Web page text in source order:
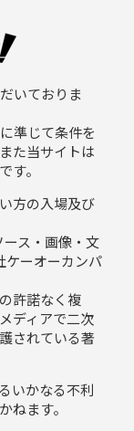
いておりま
準じて条件を
た当サイトは
す。
方の入場及び
ス・画像・文
ケーオーカンパ
許諾なく複
ディアで二次
されている著
いかなる不利
ねます。